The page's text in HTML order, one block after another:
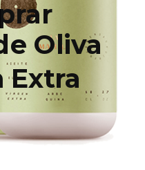
Oliva
Extra